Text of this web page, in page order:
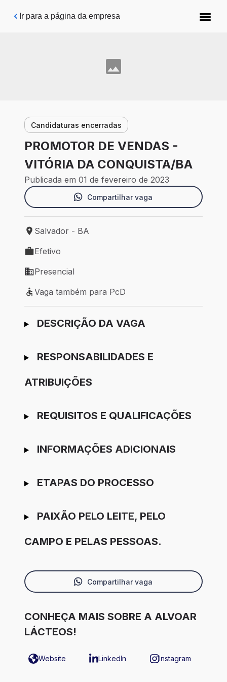
Pular para o conteúdo principal
Ir para a página da empresa
Candidaturas encerradas
PROMOTOR DE VENDAS -
VITÓRIA DA CONQUISTA/BA
Publicada em 01 de fevereiro de 2023
Compartilhar vaga
Local de trabalho: Salvador - BA
Salvador - BA
Tipo de vaga: Efetivo
Efetivo
Modelo de trabalho: Presencial
Presencial
Vaga também para PcD
Vaga também para PcD
Ir para candidatura
DESCRIÇÃO DA VAGA
RESPONSABILIDADES E
ATRIBUIÇÕES
REQUISITOS E QUALIFICAÇÕES
INFORMAÇÕES ADICIONAIS
ETAPAS DO PROCESSO
PAIXÃO PELO LEITE, PELO
CAMPO E PELAS PESSOAS.
Compartilhar vaga
CONHEÇA MAIS SOBRE A ALVOAR
LÁCTEOS!
Website LinkedIn Instagram